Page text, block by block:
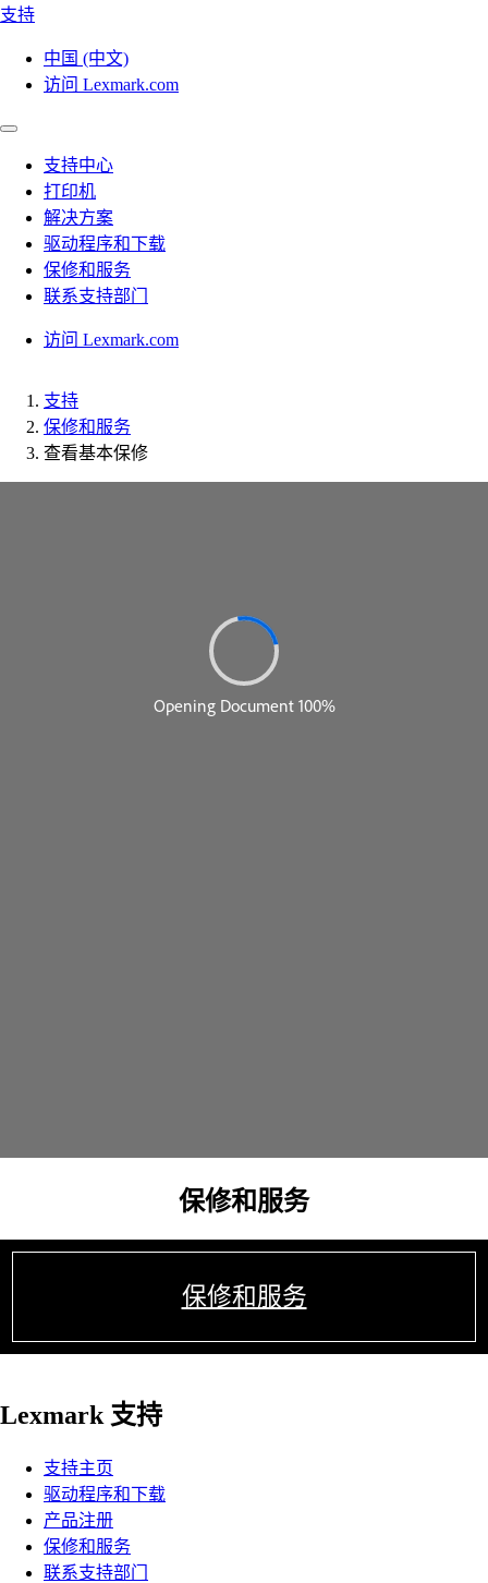
支持
中国 (中文)
访问 Lexmark.com
支持中心
打印机
解决方案
驱动程序和下载
保修和服务
联系支持部门
访问 Lexmark.com
支持
保修和服务
查看基本保修
保修和服务
保修和服务
Lexmark 支持
支持主页
驱动程序和下载
产品注册
保修和服务
联系支持部门